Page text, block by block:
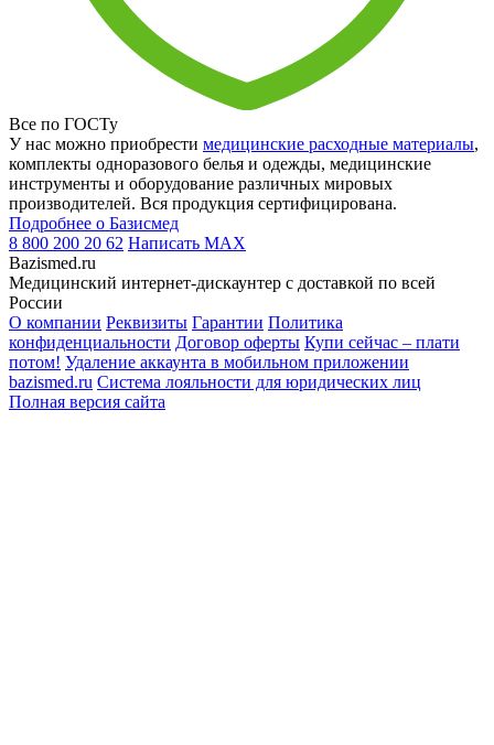
Все по ГОСТу
У нас можно приобрести медицинские расходные материалы,
комплекты одноразового белья и одежды, медицинские
инструменты и оборудование различных мировых
производителей. Вся продукция сертифицирована.
Подробнее о Базисмед
8 800 200 20 62 Написать MAX
Bazismed.ru
Медицинский интернет-дискаунтер с доставкой по всей
России
О компании Реквизиты Гарантии Политика
конфиденциальности Договор оферты Купи сейчас – плати
потом! Удаление аккаунта в мобильном приложении
bazismed.ru Система лояльности для юридических лиц
Полная версия сайта